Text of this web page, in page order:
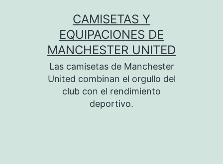
CAMISETAS Y
EQUIPACIONES DE
MANCHESTER UNITED
Las camisetas de Manchester
United combinan el orgullo del
club con el rendimiento
deportivo.